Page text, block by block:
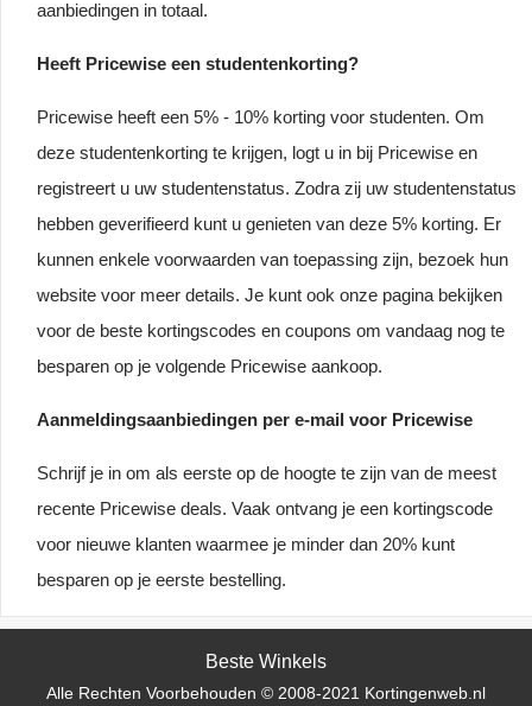
aanbiedingen in totaal.
Heeft Pricewise een studentenkorting?
Pricewise heeft een 5% - 10% korting voor studenten. Om
deze studentenkorting te krijgen, logt u in bij Pricewise en
registreert u uw studentenstatus. Zodra zij uw studentenstatus
hebben geverifieerd kunt u genieten van deze 5% korting. Er
kunnen enkele voorwaarden van toepassing zijn, bezoek hun
website voor meer details. Je kunt ook onze pagina bekijken
voor de beste kortingscodes en coupons om vandaag nog te
besparen op je volgende Pricewise aankoop.
Aanmeldingsaanbiedingen per e-mail voor Pricewise
Schrijf je in om als eerste op de hoogte te zijn van de meest
recente Pricewise deals. Vaak ontvang je een kortingscode
voor nieuwe klanten waarmee je minder dan 20% kunt
besparen op je eerste bestelling.
Beste Winkels
Alle Rechten Voorbehouden © 2008-2021 Kortingenweb.nl